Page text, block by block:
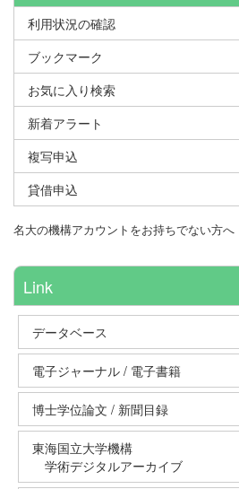
利用状況の確認
ブックマーク
お気に入り検索
新着アラート
複写申込
貸借申込
名大の機構アカウントをお持ちでない方へ
Link
データベース
電子ジャーナル / 電子書籍
博士学位論文 / 新聞目録
東海国立大学機構
学術デジタルアーカイブ